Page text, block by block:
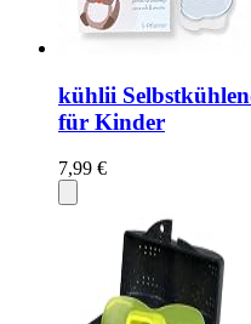
kühlii
für Kinder
7,99 €